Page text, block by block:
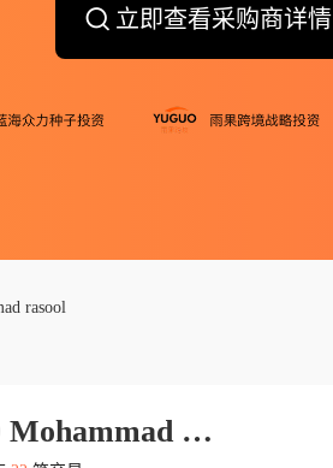
立即查看采购商详情
rasool
Rahmatullah Afzali S O Mohammad Rasool